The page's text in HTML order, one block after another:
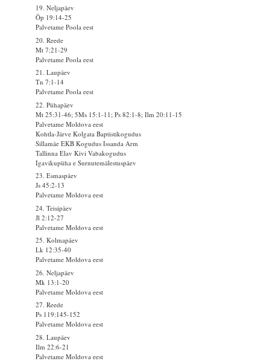
19. Neljapäev
Õp 19:14-25
Palvetame Poola eest
20. Reede
Mt 7:21-29
Palvetame Poola eest
21. Laupäev
Tn 7:1-14
Palvetame Poola eest
22. Pühapäev
Mt 25:31-46; 5Ms 15:1-11; Ps 82:1-8; Ilm 20:11-15
Palvetame Moldova eest
Kohtla-Järve Kolgata Baptistikogudus
Sillamäe EKB Kogudus Issanda Arm
Tallinna Elav Kivi Vabakogudus
Igavikupüha e Surnutemälestuspäev
23. Esmaspäev
Js 45:2-13
Palvetame Moldova eest
24. Teisipäev
Jl 2:12-27
Palvetame Moldova eest
25. Kolmapäev
Lk 12:35-40
Palvetame Moldova eest
26. Neljapäev
Mk 13:1-20
Palvetame Moldova eest
27. Reede
Ps 119:145-152
Palvetame Moldova eest
28. Laupäev
Ilm 22:6-21
Palvetame Moldova eest